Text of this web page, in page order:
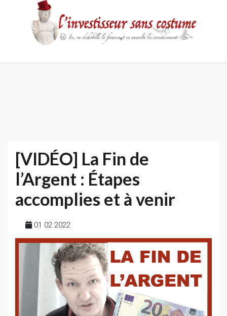
confidentialité
[VIDÉO] La Fin de
l’Argent : Étapes
accomplies et à venir
01 02 2022